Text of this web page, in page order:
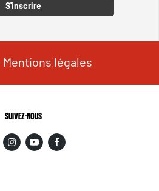
S'inscrire
Mentions légales
SUIVEZ-NOUS